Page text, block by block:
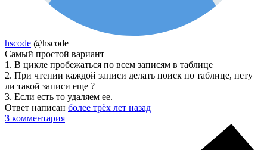
hscode @hscode
Самый простой вариант
1. В цикле пробежаться по всем записям в таблице
2. При чтении каждой записи делать поиск по таблице, нету
ли такой записи еще ?
3. Если есть то удаляем ее.
Ответ написан более трёх лет назад
3 комментария